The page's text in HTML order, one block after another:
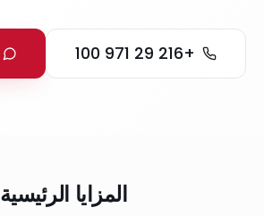
+216 29 971 100
المزايا الرئيسية